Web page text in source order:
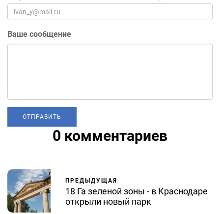
Ваше сообщение
0 комментариев
ПРЕДЫДУЩАЯ
18 Га зеленой зоны - в Краснодаре
открыли новый парк